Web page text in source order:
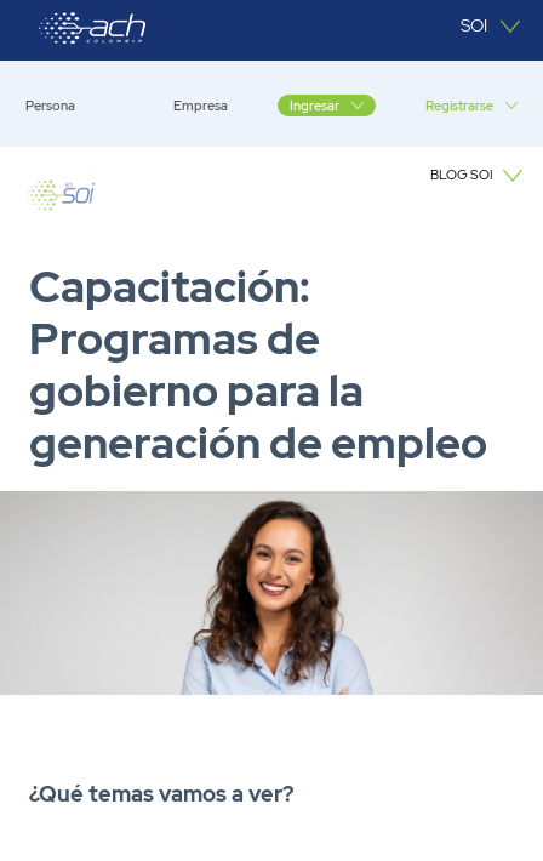
Saltar al contenido principal SOI
Persona Empresa Ingresar Registrarse
BLOG SOI
Capacitación:
Programas de
gobierno para la
generación de empleo
¿Qué temas vamos a ver?